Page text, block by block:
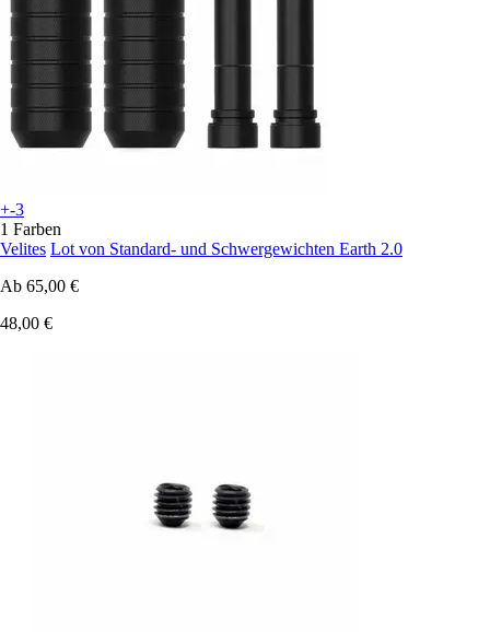
+-3
1 Farben
Velites Lot von Standard- und Schwergewichten Earth 2.0
Ab 65,00 €
48,00 €